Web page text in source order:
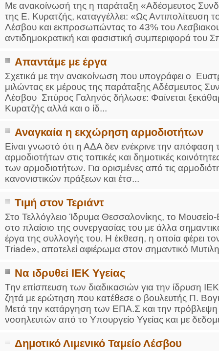
Με ανακοίνωσή της η παράταξη «Αδέσμευτος
της Ε. Κυρατζής, καταγγέλλει: «Ως Αντιπολίτευση
Λέσβου και εκπροσωπώντας το 43% του
αντιδημοκρατική και φασιστική συμπεριφορά του
Απαντάμε με έργα
Σχετικά με την ανακοίνωση που υπογράφει ο
μιλώντας εκ μέρους της παράταξης Αδέσμευτος
Λέσβου Σπύρος Γαληνός δήλωσε: Φαίνεται
Κυρατζής αλλά και ο ίδ...
Αναγκαία η εκχώρηση αρμοδιοτήτων
Είναι γνωστό ότι η ΑΔΑ δεν ενέκρινε την
αρμοδιοτήτων στις τοπικές και δημοτικές
των αρμοδιοτήτων. Για ορισμένες από τις
κανονιστικών πράξεων και έτσ...
Τιμή στον Τεριάντ
Στο Τελλόγλειο Ίδρυμα Θεσσαλονίκης, το
στο πλαίσιο της συνεργασίας του με άλλα
έργα της συλλογής του. Η έκθεση, η οποία φέρει
Triade», αποτελεί αφιέρωμα στον σημαντικό
Να ιδρυθεί ΙΕΚ Υγείας
Την επίσπευση των διαδικασιών για την ίδρυση
ζητά με ερώτηση που κατέθεσε ο βουλευτής Π.
Μετά την κατάργηση των ΕΠΑ.Σ και την πρόβλεψη
νοσηλευτών από το Υπουργείο Υγείας και με
Δημοτικό Λιμενικό Ταμείο Λέσβου